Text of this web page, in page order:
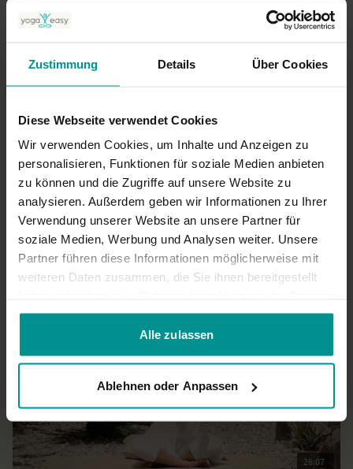
Zustimmung Details Über Cookies
Diese Webseite verwendet Cookies
Wir verwenden Cookies, um Inhalte und Anzeigen zu
personalisieren, Funktionen für soziale Medien anbieten
zu können und die Zugriffe auf unsere Website zu
analysieren. Außerdem geben wir Informationen zu Ihrer
Verwendung unserer Website an unsere Partner für
soziale Medien, Werbung und Analysen weiter. Unsere
Partner führen diese Informationen möglicherweise mit
weiteren Daten zusammen, die Sie ihnen bereitgestellt
gesammelt haben.
Alle zulassen
Ablehnen oder Anpassen
nicht anstrengend, aber gut zum entspannen und in sich
gehen, bzw. auch um den Rücken wieder entspannt zu
0
Tut mir einfach nur gut. Sehe es als gute Vorbereitung für die
0
Mehr laden
Ähnliche Videos
26:07